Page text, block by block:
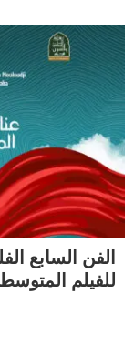
الفن السابع
للفيلم